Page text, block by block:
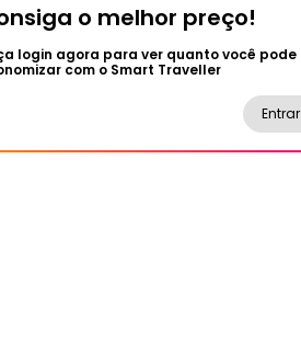
o melhor preço!
login agora para ver quanto você pode
com o Smart Traveller
Entrar